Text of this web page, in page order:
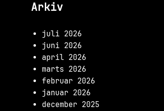
Arkiv
juli 2026
juni 2026
april 2026
marts 2026
februar 2026
januar 2026
december 2025